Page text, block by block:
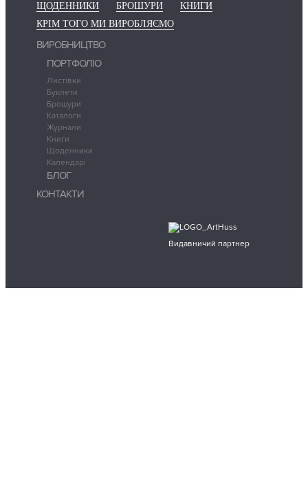
ЩОДЕННИКИ
БРОШУРИ
КНИГИ
КРІМ ТОГО МИ ВИРОБЛЯЄМО
ВИРОБНИЦТВО
ПОРТФОЛІО
Листівки
Буклети
Брошури
Каталоги
Журнали
Книги
Щоденники
Календарі
БЛОГ
КОНТАКТИ
Видавничий партнер